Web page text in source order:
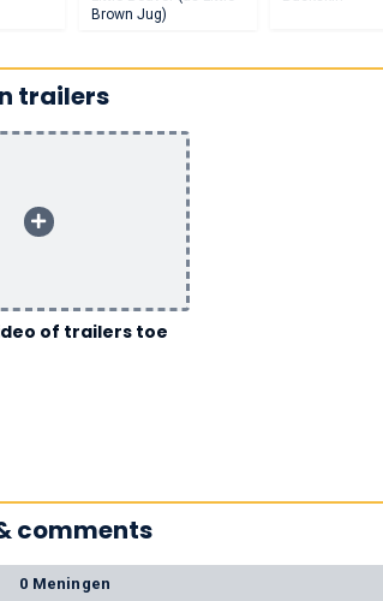
Brown Jug)
trailers
of trailers toe
comments
0 Meningen